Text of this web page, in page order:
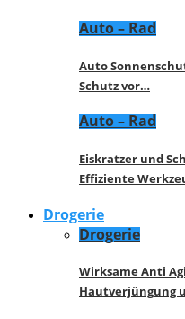
Auto – Rad
Auto
Schutz vor…
Auto – Rad
Eiskratzer und
Effiziente
Drogerie
Drogerie
Wirksame Anti
Hautverjüngung